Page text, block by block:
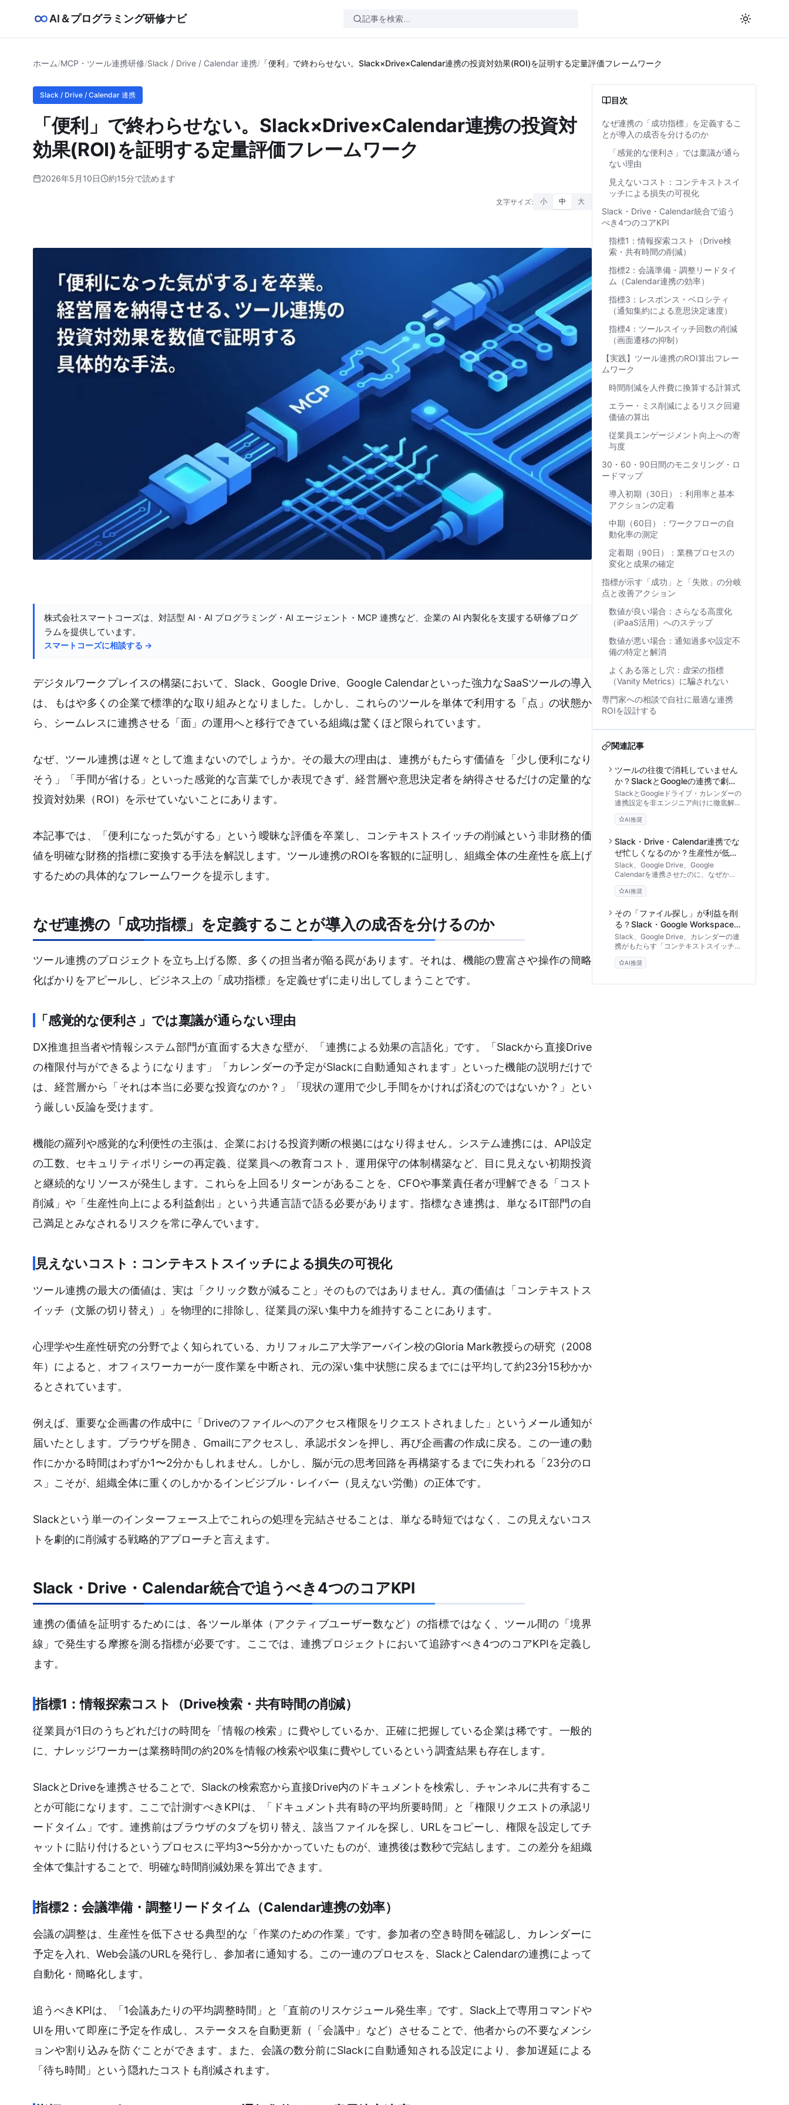
AI＆プログラミング研修ナビ
ホーム/MCP・ツール連携研修/Slack / Drive / Calendar 連携/ 「便利」で終わらせない。Slack×Drive×Calendar連携の投資対効果(ROI)を証明する定量評価フレームワーク
Slack / Drive / Calendar 連携
「便利」で終わらせない。Slack×Drive×Calendar連携の投資対
効果(ROI)を証明する定量評価フレームワーク
2026年5月10日 約15分で読めます
文字サイズ: 小 中 大
株式会社スマートコーズは、対話型 AI・AI プログラミング・AI エージェント・MCP 連携など、企業の AI 内製化を支援する研修プログ
ラムを提供しています。
スマートコーズに相談する →
デジタルワークプレイスの構築において、Slack、Google Drive、Google Calendarといった強力なSaaSツールの導入
は、もはや多くの企業で標準的な取り組みとなりました。しかし、これらのツールを単体で利用する「点」の状態か
ら、シームレスに連携させる「面」の運用へと移行できている組織は驚くほど限られています。
なぜ、ツール連携は遅々として進まないのでしょうか。その最大の理由は、連携がもたらす価値を「少し便利になり
そう」「手間が省ける」といった感覚的な言葉でしか表現できず、経営層や意思決定者を納得させるだけの定量的な
投資対効果（ROI）を示せていないことにあります。
本記事では、「便利になった気がする」という曖昧な評価を卒業し、コンテキストスイッチの削減という非財務的価
値を明確な財務的指標に変換する手法を解説します。ツール連携のROIを客観的に証明し、組織全体の生産性を底上げ
するための具体的なフレームワークを提示します。
なぜ連携の「成功指標」を定義することが導入の成否を分けるのか
ツール連携のプロジェクトを立ち上げる際、多くの担当者が陥る罠があります。それは、機能の豊富さや操作の簡略
化ばかりをアピールし、ビジネス上の「成功指標」を定義せずに走り出してしまうことです。
「感覚的な便利さ」では稟議が通らない理由
DX推進担当者や情報システム部門が直面する大きな壁が、「連携による効果の言語化」です。「Slackから直接Drive
の権限付与ができるようになります」「カレンダーの予定がSlackに自動通知されます」といった機能の説明だけで
は、経営層から「それは本当に必要な投資なのか？」「現状の運用で少し手間をかければ済むのではないか？」とい
う厳しい反論を受けます。
機能の羅列や感覚的な利便性の主張は、企業における投資判断の根拠にはなり得ません。システム連携には、API設定
の工数、セキュリティポリシーの再定義、従業員への教育コスト、運用保守の体制構築など、目に見えない初期投資
と継続的なリソースが発生します。これらを上回るリターンがあることを、CFOや事業責任者が理解できる「コスト
削減」や「生産性向上による利益創出」という共通言語で語る必要があります。指標なき連携は、単なるIT部門の自
己満足とみなされるリスクを常に孕んでいます。
見えないコスト：コンテキストスイッチによる損失の可視化
ツール連携の最大の価値は、実は「クリック数が減ること」そのものではありません。真の価値は「コンテキストス
イッチ（文脈の切り替え）」を物理的に排除し、従業員の深い集中力を維持することにあります。
心理学や生産性研究の分野でよく知られている、カリフォルニア大学アーバイン校のGloria Mark教授らの研究（2008
年）によると、オフィスワーカーが一度作業を中断され、元の深い集中状態に戻るまでには平均して約23分15秒かか
るとされています。
例えば、重要な企画書の作成中に「Driveのファイルへのアクセス権限をリクエストされました」というメール通知が
届いたとします。ブラウザを開き、Gmailにアクセスし、承認ボタンを押し、再び企画書の作成に戻る。この一連の動
作にかかる時間はわずか1〜2分かもしれません。しかし、脳が元の思考回路を再構築するまでに失われる「23分のロ
ス」こそが、組織全体に重くのしかかるインビジブル・レイバー（見えない労働）の正体です。
Slackという単一のインターフェース上でこれらの処理を完結させることは、単なる時短ではなく、この見えないコス
トを劇的に削減する戦略的アプローチと言えます。
Slack・Drive・Calendar統合で追うべき4つのコアKPI
連携の価値を証明するためには、各ツール単体（アクティブユーザー数など）の指標ではなく、ツール間の「境界
線」で発生する摩擦を測る指標が必要です。ここでは、連携プロジェクトにおいて追跡すべき4つのコアKPIを定義し
ます。
指標1：情報探索コスト（Drive検索・共有時間の削減）
従業員が1日のうちどれだけの時間を「情報の検索」に費やしているか、正確に把握している企業は稀です。一般的
に、ナレッジワーカーは業務時間の約20%を情報の検索や収集に費やしているという調査結果も存在します。
SlackとDriveを連携させることで、Slackの検索窓から直接Drive内のドキュメントを検索し、チャンネルに共有するこ
とが可能になります。ここで計測すべきKPIは、「ドキュメント共有時の平均所要時間」と「権限リクエストの承認リ
ードタイム」です。連携前はブラウザのタブを切り替え、該当ファイルを探し、URLをコピーし、権限を設定してチ
ャットに貼り付けるというプロセスに平均3〜5分かかっていたものが、連携後は数秒で完結します。この差分を組織
全体で集計することで、明確な時間削減効果を算出できます。
指標2：会議準備・調整リードタイム（Calendar連携の効率）
会議の調整は、生産性を低下させる典型的な「作業のための作業」です。参加者の空き時間を確認し、カレンダーに
予定を入れ、Web会議のURLを発行し、参加者に通知する。この一連のプロセスを、SlackとCalendarの連携によって
自動化・簡略化します。
追うべきKPIは、「1会議あたりの平均調整時間」と「直前のリスケジュール発生率」です。Slack上で専用コマンドや
UIを用いて即座に予定を作成し、ステータスを自動更新（「会議中」など）させることで、他者からの不要なメンシ
ョンや割り込みを防ぐことができます。また、会議の数分前にSlackに自動通知される設定により、参加遅延による
「待ち時間」という隠れたコストも削減されます。
目次
なぜ連携の「成功指標」を定義するこ
とが導入の成否を分けるのか
「感覚的な便利さ」では稟議が通ら
ない理由
見えないコスト：コンテキストスイ
ッチによる損失の可視化
Slack・Drive・Calendar統合で追う
べき4つのコアKPI
指標1：情報探索コスト（Drive検
索・共有時間の削減）
指標2：会議準備・調整リードタイ
ム（Calendar連携の効率）
指標3：レスポンス・ベロシティ
（通知集約による意思決定速度）
指標4：ツールスイッチ回数の削減
（画面遷移の抑制）
【実践】ツール連携のROI算出フレー
ムワーク
時間削減を人件費に換算する計算式
エラー・ミス削減によるリスク回避
価値の算出
従業員エンゲージメント向上への寄
与度
30・60・90日間のモニタリング・ロ
ードマップ
導入初期（30日）：利用率と基本
アクションの定着
中期（60日）：ワークフローの自
動化率の測定
定着期（90日）：業務プロセスの
変化と成果の確定
指標が示す「成功」と「失敗」の分岐
点と改善アクション
数値が良い場合：さらなる高度化
（iPaaS活用）へのステップ
数値が悪い場合：通知過多や設定不
備の特定と解消
よくある落とし穴：虚栄の指標
（Vanity Metrics）に騙されない
専門家への相談で自社に最適な連携
ROIを設計する
関連記事
ツールの往復で消耗していません
か？SlackとGoogleの連携で劇的
に変わる業務効率化のセットアッ
プ手順
SlackとGoogleドライブ・カレンダーの
連携設定を非エンジニア向けに徹底解
説。権限付与の自動化や会議リマインド
など、ツールの往復による無駄な時間を
具体的な手順とトラブルシューティング
を紹介します。
AI推奨
Slack・Drive・Calendar連携でな
ぜ忙しくなるのか？生産性が低下
する失敗事例とガバナンスの真実
Slack、Google Drive、Google
Calendarを連携させたのに、なぜか以
前より忙しくなったと感じていません
か？通知過多やカレンダーの共有地崩壊
下のメカニズムを専門家の視点から徹底
解剖。明日から実践できる「人間中心」
のSaaSガバナンスと運用ルールを解説
します。
AI推奨
その「ファイル探し」が利益を削
る？Slack・Google Workspace
連携の投資対効果と導入リスク
Slack、Google Drive、カレンダーの連
携がもたらす「コンテキストスイッチ」
削減のメリットと、通知ノイズ・セキュ
リティのリスクを専門家の視点で徹底比
のアプローチを解説します。
AI推奨